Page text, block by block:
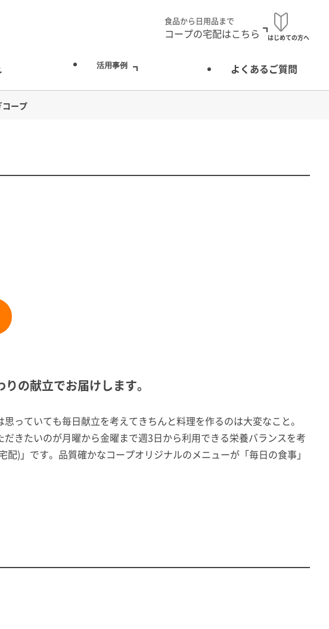
食品から日用品まで
コープの宅配はこちら はじめての方へ
活用事例 よくあるご質問
コープ
の献立でお届けします。
っていても毎日献立を考えてきちんと料理を作るのは大変なこと。
だきたいのが月曜から金曜まで週3日から利用できる栄養バランスを考
配)」です。品質確かなコープオリジナルのメニューが「毎日の食事」